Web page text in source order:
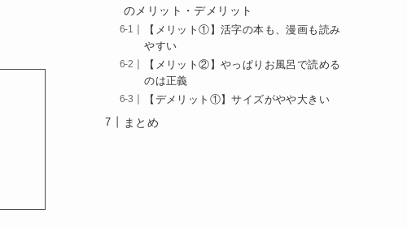
のメリット・デメリット
【メリット①】活字の本も、漫画も読み
やすい
【メリット②】やっぱりお風呂で読める
のは正義
【デメリット①】サイズがやや大きい
まとめ